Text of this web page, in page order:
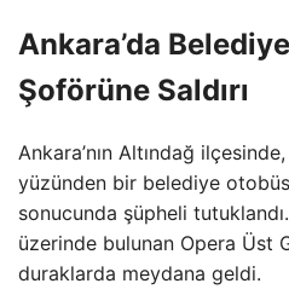
Ankara’da
Şoförüne Saldırı
Ankara’nın Altındağ
yüzünden bir belediye
sonucunda şüpheli
üzerinde bulunan Opera Üst
duraklarda meydana geldi.